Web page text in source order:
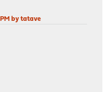
PM by tatave